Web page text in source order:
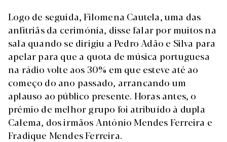
Logo de seguida, Filomena Cautela, uma das
anfitriãs da cerimónia, disse falar por muitos na
sala quando se dirigiu a Pedro Adão e Silva para
apelar para que a quota de música portuguesa
na rádio volte aos 30% em que esteve até ao
começo do ano passado, arrancando um
aplauso ao público presente. Horas antes, o
prémio de melhor grupo foi atribuído à dupla
Calema, dos irmãos António Mendes Ferreira e
Fradique Mendes Ferreira.